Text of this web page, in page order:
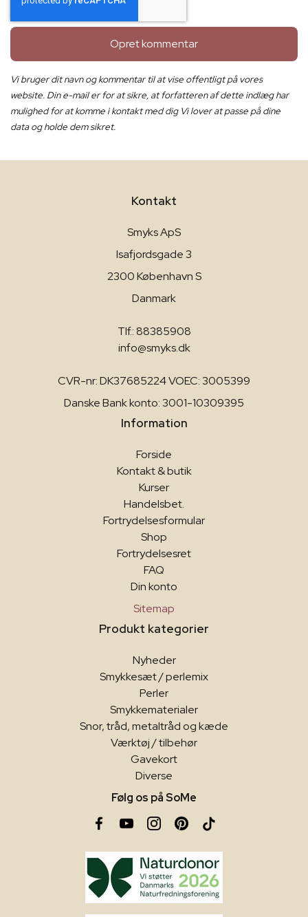
Opret kommentar
Vi bruger dit navn og kommentar til at vise offentligt på vores
website. Din e-mail er for at sikre, at forfatteren af dette indlæg har
mulighed for at komme i kontakt med dig Vi lover at passe på dine
data og holde dem sikret.
Kontakt
Smyks ApS
Isafjordsgade 3
2300 København S
Danmark
Tlf.: 88385908
info@smyks.dk
CVR-nr: DK37685224 VOEC: 3005399
Danske Bank konto: 3001-10309395
Information
Forside
Kontakt & butik
Kurser
Handelsbet.
Fortrydelsesformular
Shop
Fortrydelsesret
FAQ
Din konto
Sitemap
Produkt kategorier
Nyheder
Smykkesæt / perlemix
Perler
Smykkematerialer
Snor, tråd, metaltråd og kæde
Værktøj / tilbehør
Gavekort
Diverse
Følg os på SoMe